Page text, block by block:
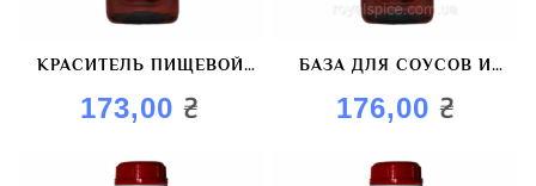
КРАСИТЕЛЬ ПИЩЕВОЙ
«RUBY COLOR»
173,00₴
БАЗА ДЛЯ СОУСОВ И
МАРИНАДОВ AROMAGOLD
«ВИШНЯ»
176,00 ₴